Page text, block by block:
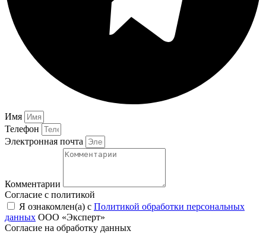
Имя
Телефон
Электронная почта
Комментарии
Согласие с политикой
Я ознакомлен(а) с Политикой обработки персональных
данных ООО «Эксперт»
Согласие на обработку данных